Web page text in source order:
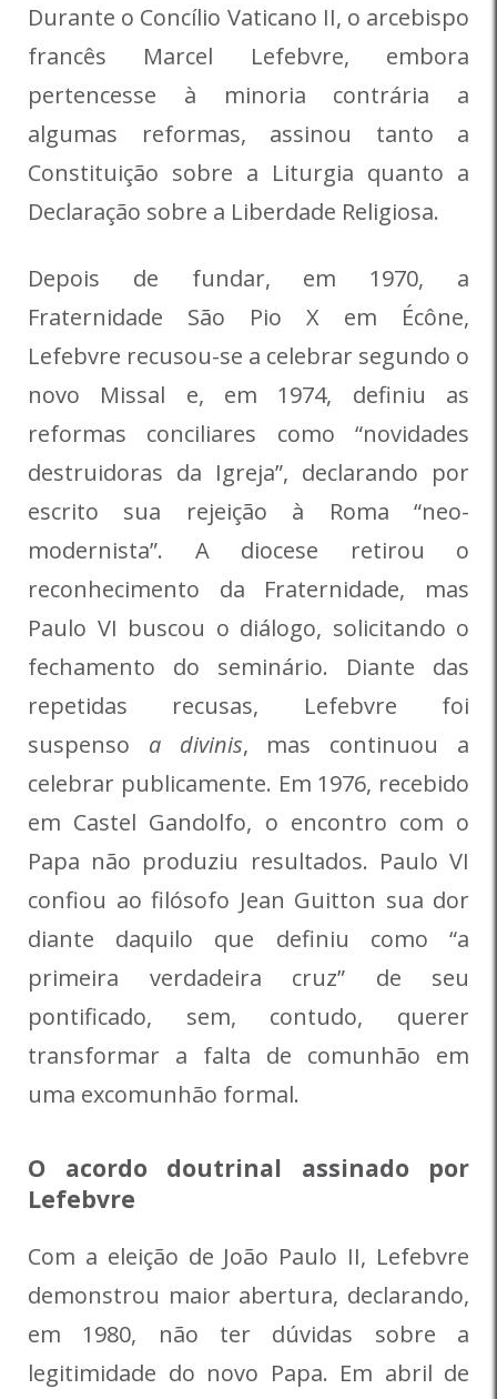
Durante o Concílio Vaticano II, o arcebispo
francês Marcel Lefebvre, embora
pertencesse à minoria contrária a
algumas reformas, assinou tanto a
Constituição sobre a Liturgia quanto a
Declaração sobre a Liberdade Religiosa.
Depois de fundar, em 1970, a
Fraternidade São Pio X em Écône,
Lefebvre recusou-se a celebrar segundo o
novo Missal e, em 1974, definiu as
reformas conciliares como “novidades
destruidoras da Igreja”, declarando por
escrito sua rejeição à Roma “neo-
modernista”. A diocese retirou o
reconhecimento da Fraternidade, mas
Paulo VI buscou o diálogo, solicitando o
fechamento do seminário. Diante das
repetidas recusas, Lefebvre foi
suspenso a divinis, mas continuou a
celebrar publicamente. Em 1976, recebido
em Castel Gandolfo, o encontro com o
Papa não produziu resultados. Paulo VI
confiou ao filósofo Jean Guitton sua dor
diante daquilo que definiu como “a
primeira verdadeira cruz” de seu
pontificado, sem, contudo, querer
transformar a falta de comunhão em
uma excomunhão formal.
O acordo doutrinal assinado por
Lefebvre
Com a eleição de João Paulo II, Lefebvre
demonstrou maior abertura, declarando,
em 1980, não ter dúvidas sobre a
legitimidade do novo Papa. Em abril de